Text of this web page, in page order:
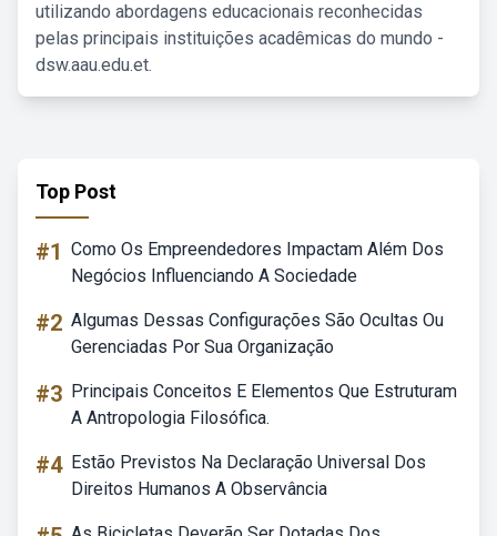
utilizando abordagens educacionais reconhecidas
pelas principais instituições acadêmicas do mundo -
dsw.aau.edu.et.
Top Post
#1 Como Os Empreendedores Impactam Além Dos
Negócios Influenciando A Sociedade
#2 Algumas Dessas Configurações São Ocultas Ou
Gerenciadas Por Sua Organização
#3 Principais Conceitos E Elementos Que Estruturam
A Antropologia Filosófica.
#4 Estão Previstos Na Declaração Universal Dos
Direitos Humanos A Observância